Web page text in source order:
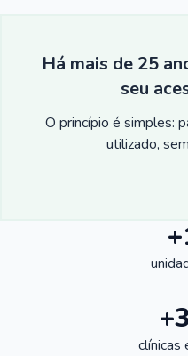
Há mais de 25
seu
O princípio é simples:
utilizado,
clínicas